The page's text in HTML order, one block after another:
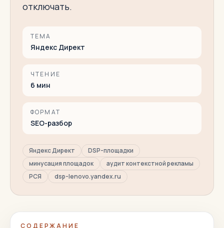
отключать.
ТЕМА
Яндекс Директ
ЧТЕНИЕ
6 мин
ФОРМАТ
SEO-разбор
Яндекс Директ
DSP-площадки
минусация площадок
аудит контекстной рекламы
РСЯ
dsp-lenovo.yandex.ru
СОДЕРЖАНИЕ